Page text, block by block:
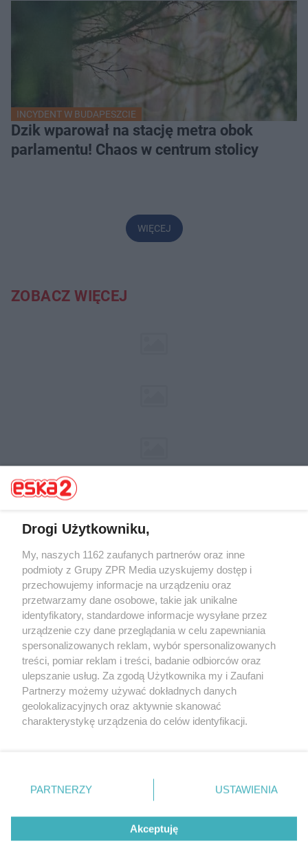
INCYDENT W BUDAPESZCIE
Dzik wparował na stację metra obok
parlamentu! Chaos w centrum stolicy
WIĘCEJ
ZOBACZ WIĘCEJ
Żaden utwór zamieszczony w serwisie nie może być powielany i
rozpowszechniany lub dalej rozpowszechniany w jakikolwiek sposób (w
tym także elektroniczny lub mechaniczny) na jakimkolwiek polu
eksploatacji w jakiejkolwiek formie, włącznie z umieszczaniem w
Internecie bez pisemnej zgody właściciela praw. Jakiekolwiek użycie lub
wykorzystanie utworów w całości lub w części z naruszeniem prawa,
tzn. bez właściwej zgody, jest zabronione pod groźbą kary i może być
ścigane prawnie.
Drogi Użytkowniku,
My, naszych 1162 zaufanych partnerów oraz inne
podmioty z Grupy ZPR Media uzyskujemy dostęp i
przechowujemy informacje na urządzeniu oraz
przetwarzamy dane osobowe, takie jak unikalne
identyfikatory, standardowe informacje wysyłane przez
urządzenie czy dane przeglądania w celu zapewniania
spersonalizowanych reklam, wybór spersonalizowanych
treści, pomiar reklam i treści, badanie odbiorców oraz
ulepszanie usług. Za zgodą Użytkownika my i Zaufani
Partnerzy możemy używać dokładnych danych
geolokalizacyjnych oraz aktywnie skanować
charakterystykę urządzenia do celów identyfikacji.
zmienić/wycofać klikając przycisk ustawień prywatności
znajdujący się w lewym dolnym rogu strony
rodzaje przetwarzania danych nie wymagają zgody
użytkownika, ale masz prawo sprzeciwić się takiemu
przetwarzaniu. Preferencje będą miały zastosowanie tylko
PARTNERZY USTAWIENIA
Akceptuję